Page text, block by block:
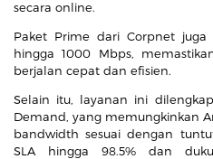
secara online.
Paket Prime dari Corpnet
hingga 1000 Mbps,
berjalan cepat dan efisien.
Selain itu, layanan ini
Demand, yang memungkinkan
bandwidth sesuai dengan
SLA hingga 98.5% dan